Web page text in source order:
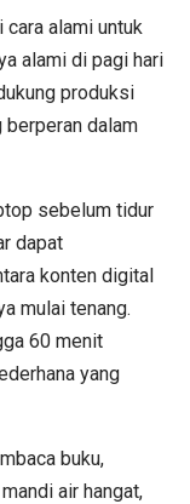
cara alami untuk
alami di pagi hari
produksi
berperan dalam
sebelum tidur
dapat
konten digital
mulai tenang.
60 menit
yang
buku,
air hangat,